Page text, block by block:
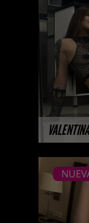
VALENTINA
ses ...